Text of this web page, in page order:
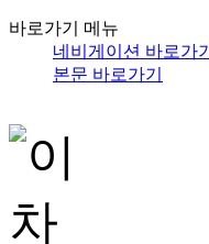
바로가기 메뉴
네비게이션 바로가기
본문 바로가기